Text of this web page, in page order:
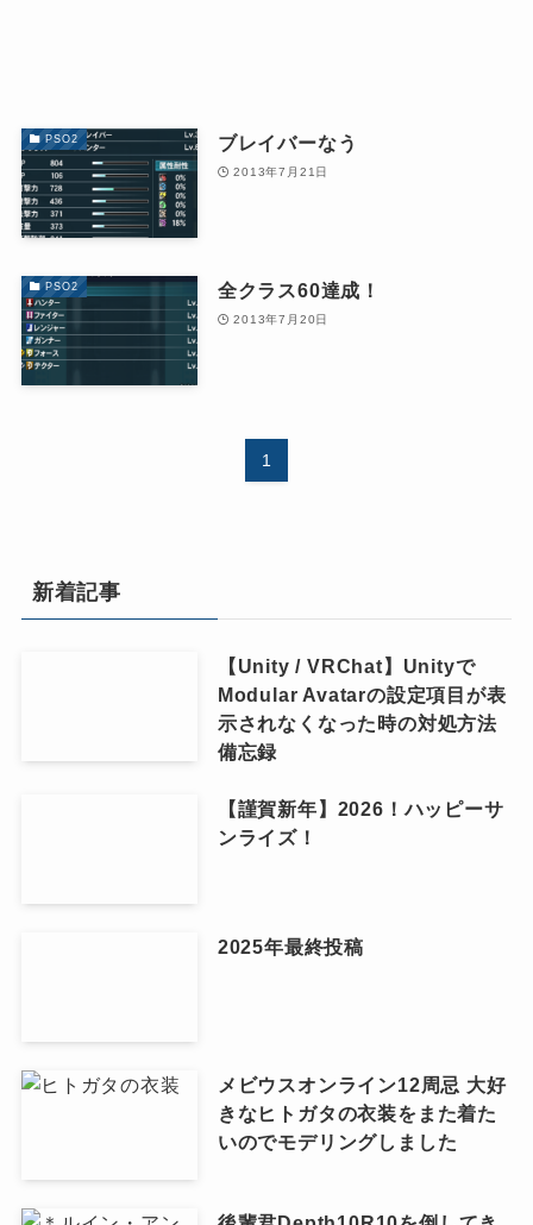
PSO2 ブレイバーなう
2013年7月21日
PSO2 全クラス60達成！
2013年7月20日
1
新着記事
【Unity / VRChat】Unityで
Modular Avatarの設定項目が表
示されなくなった時の対処方法
備忘録
【謹賀新年】2026！ハッピーサ
ンライズ！
2025年最終投稿
メビウスオンライン12周忌 大好
きなヒトガタの衣装をまた着た
いのでモデリングしました